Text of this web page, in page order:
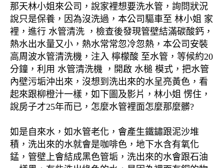
那天林小姐來公司，說家裡想要洗水管，詢問狀況
說只是保養，因為沒洗過，本公司驅車至 林小姐 家
裡，進行 水管清洗 ，檢查後發現管壁結滿碳酸鈣，
熱水出水量又小，熱水常常忽冷忽熱，本公司安裝
高周波水管清洗機，注入 檸檬酸 至水管，等候約20
分鐘，利用 水管清洗機 ，開啟 水槌 模式，把水管
內壁污垢沖出來，沒想到洗出來的水呈亮黃色，看
起來跟柳橙汁一樣，如下圖及影片，林小姐 愣住，
說房子才25年而已，怎麼水管裡面怎麼那麼髒?
如是自來水，如水管老化，會產生鐵鏽跟泥沙堆
積，洗出來的水就會是咖啡色，地下水含有氧化
錳，管壁上會結成黑色管垢，洗出來的水會跟石油